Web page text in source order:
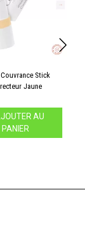
Stick
Jaune
AU
PANIER